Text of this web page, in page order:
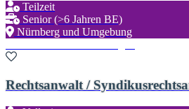
Teilzeit
Senior (>6 Jahren BE)
Nürnberg und Umgebung
Rechtsanwalt /